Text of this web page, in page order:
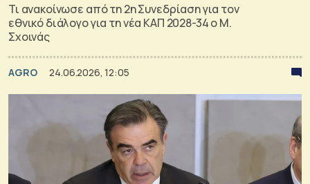
Τι ανακοίνωσε από τη 2η Συνεδρίαση για τον
εθνικό διάλογο για τη νέα ΚΑΠ 2028-34 ο Μ.
Σχοινάς
AGRO 24.06.2026, 12:05